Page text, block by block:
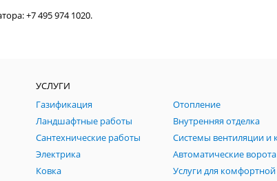
+7 495 974 1020.
УСЛУГИ
Газификация
Отопление
Ландшафтные работы
Внутренняя отделка
Сантехнические работы
Электрика
Автоматические ворота
Ковка